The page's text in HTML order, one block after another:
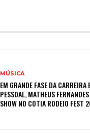
MÚSICA
EM GRANDE FASE DA CARREIRA
PESSOAL, MATHEUS
SHOW NO COTIA RODEIO FEST